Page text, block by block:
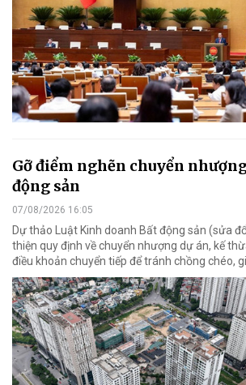
Gỡ điểm nghẽn chuyển
động sản
07/08/2026 16:05
Dự thảo Luật Kinh doanh Bất động sản (sửa
thiện quy định về chuyển nhượng dự án, kế
điều khoản chuyển tiếp để tránh chồng chéo,